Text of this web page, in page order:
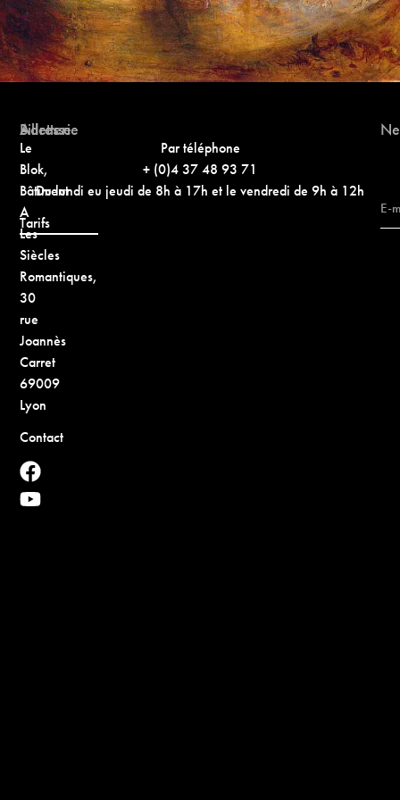
Adresse
Le
Blok,
Bâtiment
A
Les
Siècles
Romantiques,
30
rue
Joannès
Carret
69009
Lyon
Contact
Billetterie
Par téléphone
+ (0)4 37 48 93 71
Du lundi eu jeudi de 8h à 17h et le vendredi de 9h à 12h
Tarifs